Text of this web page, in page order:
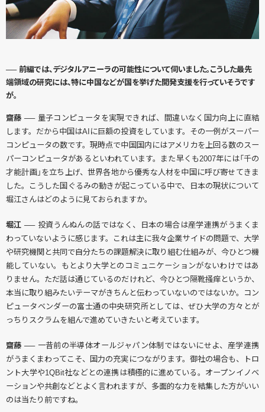
── 前編では、デジタルアニーラの可能性について伺いました。こうした最先
端領域の研究には、特に中国などが国を挙げた開発支援を行っていそうです
が。
齋藤 ── 量子コンピュータを実現できれば、間違いなく国力向上に直結
します。だから中国はAIに巨額の投資をしています。その一例がスーパー
コンピュータの数です。現時点で中国国内にはアメリカを上回る数のスー
パーコンピュータがあるといわれています。また早くも2007年には「千の
才能計画」を立ち上げ、世界各地から優秀な人材を中国に呼び寄せてきま
した。こうした国ぐるみの動きが起こっている中で、日本の現状について
堀江さんはどのように見ておられますか。
堀江 ── 投資うんぬんの話ではなく、日本の場合は産学連携がうまくま
わっていないように感じます。これは主に我々企業サイドの問題で、大学
や研究機関と共同で自分たちの課題解決に取り組む仕組みが、今ひとつ機
能していない。もとより大学とのコミュニケーションがないわけではあ
りません。ただ話は通じているのだけれど、今ひとつ隔靴掻痒というか、
本当に取り組みたいテーマがきちんと伝わっていないのではないか。コン
ピュータベンダーの富士通の中央研究所としては、ぜひ大学の方々とが
っちりスクラムを組んで進めていきたいと考えています。
齋藤 ── 一昔前の半導体オールジャパン体制ではないにせよ、産学連携
がうまくまわってこそ、国力の充実につながります。御社の場合も、トロ
ント大学や1QBit社などとの連携は積極的に進めている。オープンイノベ
ーションや共創などとよく言われますが、多面的な力を結集した方がいい
のは当たり前ですね。